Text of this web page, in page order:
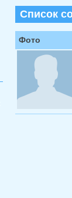
Список
Фото